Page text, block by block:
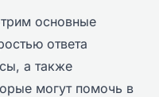
основные
ответа
а также
могут помочь в